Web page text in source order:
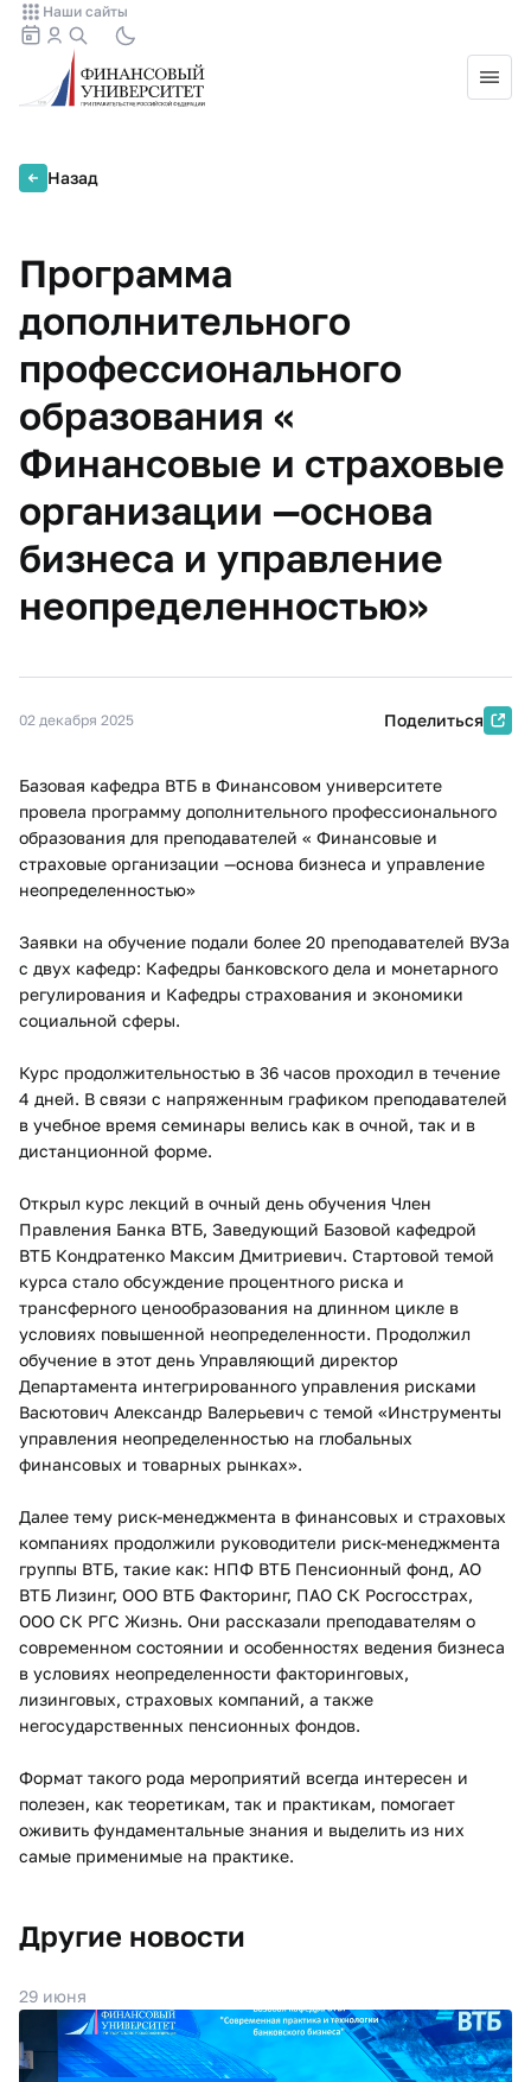
Наши сайты
Назад
Программа
дополнительного
профессионального
образования «
Финансовые и страховые
организации —основа
бизнеса и управление
неопределенностью»
02 декабря 2025 Поделиться
Базовая кафедра ВТБ в Финансовом университете
провела программу дополнительного профессионального
образования для преподавателей « Финансовые и
страховые организации —основа бизнеса и управление
неопределенностью»
Заявки на обучение подали более 20 преподавателей ВУЗа
с двух кафедр: Кафедры банковского дела и монетарного
регулирования и Кафедры страхования и экономики
социальной сферы.
Курс продолжительностью в 36 часов проходил в течение
4 дней. В связи с напряженным графиком преподавателей
в учебное время семинары велись как в очной, так и в
дистанционной форме.
Открыл курс лекций в очный день обучения Член
Правления Банка ВТБ, Заведующий Базовой кафедрой
ВТБ Кондратенко Максим Дмитриевич. Стартовой темой
курса стало обсуждение процентного риска и
трансферного ценообразования на длинном цикле в
условиях повышенной неопределенности. Продолжил
обучение в этот день Управляющий директор
Департамента интегрированного управления рисками
Васютович Александр Валерьевич с темой «Инструменты
управления неопределенностью на глобальных
финансовых и товарных рынках».
Далее тему риск-менеджмента в финансовых и страховых
компаниях продолжили руководители риск-менеджмента
группы ВТБ, такие как: НПФ ВТБ Пенсионный фонд, АО
ВТБ Лизинг, ООО ВТБ Факторинг, ПАО СК Росгосстрах,
ООО СК РГС Жизнь. Они рассказали преподавателям о
современном состоянии и особенностях ведения бизнеса
в условиях неопределенности факторинговых,
лизинговых, страховых компаний, а также
негосударственных пенсионных фондов.
Формат такого рода мероприятий всегда интересен и
полезен, как теоретикам, так и практикам, помогает
оживить фундаментальные знания и выделить из них
самые применимые на практике.
Другие новости
29 июня